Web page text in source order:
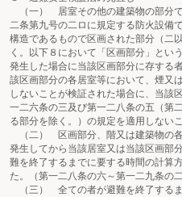
（一） 居室その他の建築物の部分
二条第九号の二ロに規定する防火設備
構造であるもので区画された部分（二
く。以下８において「区画部分」とい
発生した場合に当該区画部分に存する
該区画部分の各居室等において、煙又
しないことが検証された場合に、当該
一二六条の三及び第一二八条の五（第
る部分を除く。）の規定を適用しない
（二） 区画部分、階又は建築物の
発生してから当該居室又は当該区画部
難を終了するまでに要する時間の計算
た。（第一二八条の六～第一二九条の二
（三） 全ての者が避難を終了する